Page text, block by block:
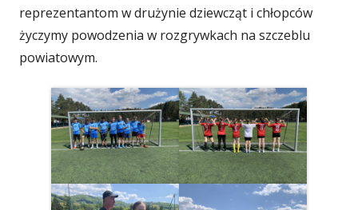
reprezentantom w drużynie dziewcząt i chłopców
życzymy powodzenia w rozgrywkach na szczeblu
powiatowym.